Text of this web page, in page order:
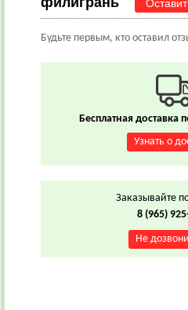
Будьте первым, кто оставил
Бесплатная доставка
Узнать о
Заказывайте
8 (965)
Не